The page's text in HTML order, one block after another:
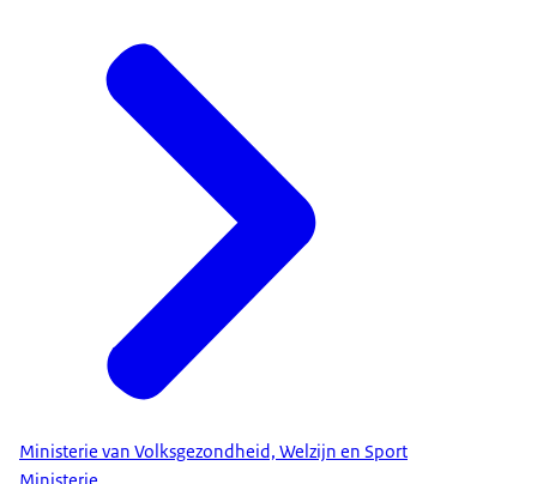
Ministerie van Volksgezondheid, Welzijn en Sport